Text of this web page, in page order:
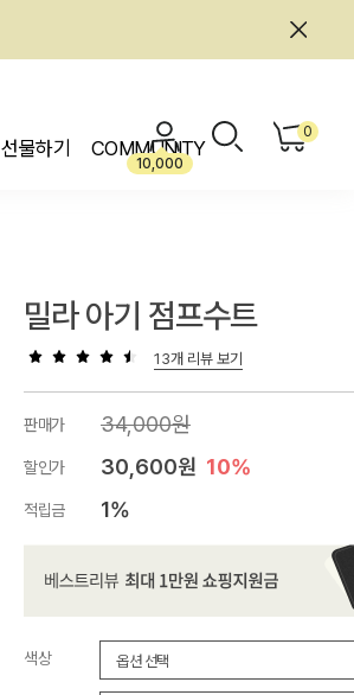
선물하기 COMMUNITY
10,000
0
밀라 아기 점프수트
13개 리뷰 보기
판매가 34,000원
할인가 30,600원 10%
적립금 1%
색상